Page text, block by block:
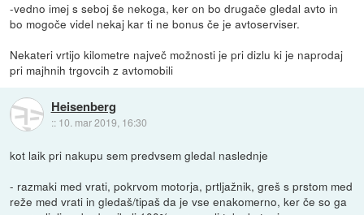
-vedno imej s seboj še nekoga, ker on bo drugače gledal avto in
bo mogoče videl nekaj kar ti ne bonus če je avtoserviser.
Nekateri vrtijo kilometre največ možnosti je pri dizlu ki je naprodaj
pri majhnih trgovcih z avtomobili
Heisenberg
:: 10. mar 2019, 16:30
kot laik pri nakupu sem predvsem gledal naslednje
- razmaki med vrati, pokrvom motorja, prtljažnik, greš s prstom med
reže med vrati in gledaš/tipaš da je vse enakomerno, ker če so ga